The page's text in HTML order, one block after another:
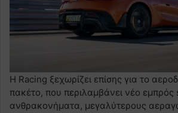
Η Racing ξεχωρίζει επίσης για το
πακέτο, που περιλαμβάνει νέο
ανθρακονήματα, μεγαλύτερους